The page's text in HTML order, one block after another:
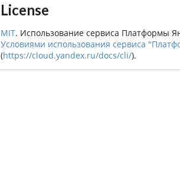
License
MIT. Использование сервиса Платформы
Условиями использования сервиса
(https://cloud.yandex.ru/docs/cli/).